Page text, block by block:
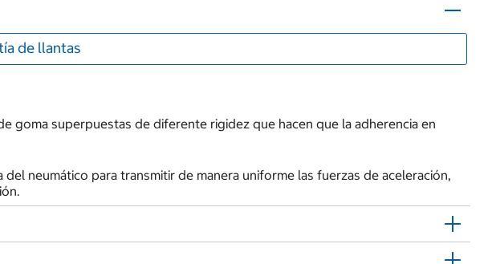
de llantas
goma superpuestas de diferente rigidez que hacen que la adherencia en
neumático para transmitir de manera uniforme las fuerzas de aceleración,